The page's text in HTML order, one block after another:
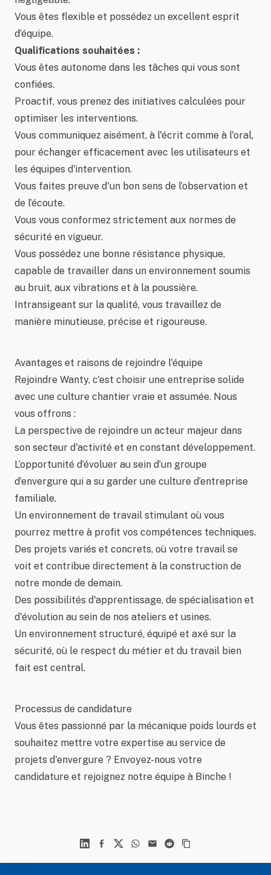
Vous êtes flexible et possédez un excellent esprit
d’équipe.
Qualifications souhaitées :
Vous êtes autonome dans les tâches qui vous sont
confiées.
Proactif, vous prenez des initiatives calculées pour
optimiser les interventions.
Vous communiquez aisément, à l'écrit comme à l'oral,
pour échanger efficacement avec les utilisateurs et
les équipes d'intervention.
Vous faites preuve d'un bon sens de l’observation et
de l’écoute.
Vous vous conformez strictement aux normes de
sécurité en vigueur.
Vous possédez une bonne résistance physique,
capable de travailler dans un environnement soumis
au bruit, aux vibrations et à la poussière.
Intransigeant sur la qualité, vous travaillez de
manière minutieuse, précise et rigoureuse.
Avantages et raisons de rejoindre l'équipe
Rejoindre Wanty, c'est choisir une entreprise solide
avec une culture chantier vraie et assumée. Nous
vous offrons :
La perspective de rejoindre un acteur majeur dans
son secteur d'activité et en constant développement.
L’opportunité d’évoluer au sein d’un groupe
d’envergure qui a su garder une culture d’entreprise
familiale.
Un environnement de travail stimulant où vous
pourrez mettre à profit vos compétences techniques.
Des projets variés et concrets, où votre travail se
voit et contribue directement à la construction de
notre monde de demain.
Des possibilités d'apprentissage, de spécialisation et
d'évolution au sein de nos ateliers et usines.
Un environnement structuré, équipé et axé sur la
sécurité, où le respect du métier et du travail bien
fait est central.
Processus de candidature
Vous êtes passionné par la mécanique poids lourds et
souhaitez mettre votre expertise au service de
projets d'envergure ? Envoyez-nous votre
candidature et rejoignez notre équipe à Binche !
LinkedinFacebook
X WhatsApp
MailReddit